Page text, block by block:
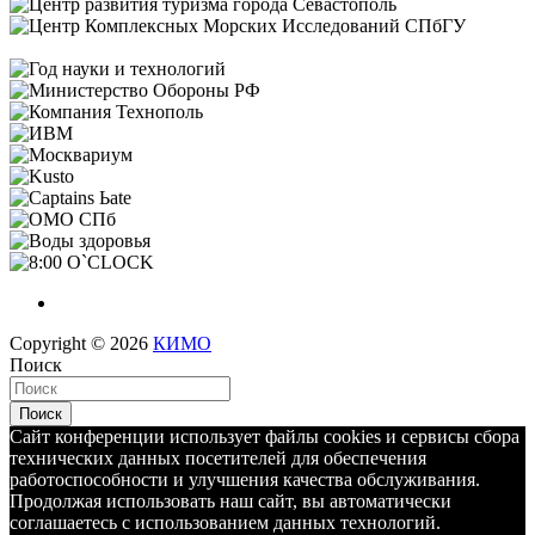
Copyright © 2026 КИМО
Поиск
Поиск
Сайт конференции использует файлы cookies и сервисы сбора
технических данных посетителей для обеспечения
работоспособности и улучшения качества обслуживания.
Продолжая использовать наш сайт, вы автоматически
соглашаетесь с использованием данных технологий.